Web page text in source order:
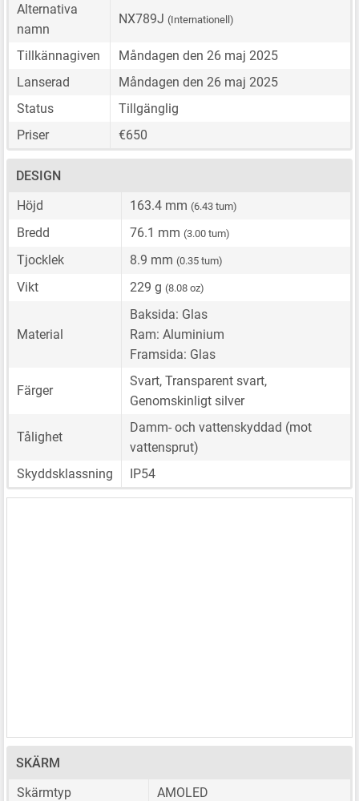
Alternativa
namn
NX789J (Internationell)
Tillkännagiven
Måndagen den 26 maj 2025
Lanserad
Måndagen den 26 maj 2025
Status
Tillgänglig
Priser
€650
DESIGN
Höjd
163.4 mm (6.43 tum)
Bredd 76.1 mm (3.00 tum)
Tjocklek 8.9 mm (0.35 tum)
Vikt 229 g (8.08 oz)
Material
Baksida: Glas
Ram: Aluminium
Framsida: Glas
Färger
Svart, Transparent svart,
Genomskinligt silver
Tålighet
Damm- och vattenskyddad (mot
vattensprut)
Skyddsklassning
IP54
SKÄRM
Skärmtyp
AMOLED